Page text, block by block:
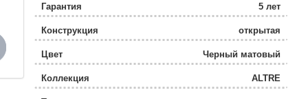
Гарантия 5 лет
Конструкция открытая
Цвет Черный матовый
Коллекция ALTRE